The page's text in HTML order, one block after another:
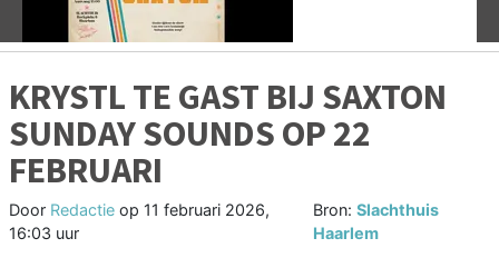
KRYSTL TE GAST BIJ SAXTON
SUNDAY SOUNDS OP 22
FEBRUARI
Door Redactie op 11 februari 2026,
16:03 uur
Bron:Slachthuis
Haarlem